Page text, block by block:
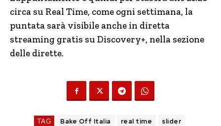
circa su Real Time, come ogni settimana, la
puntata sarà visibile anche in diretta
streaming gratis su Discovery+, nella sezione
delle dirette.
TAG Bake Off Italia real time slider